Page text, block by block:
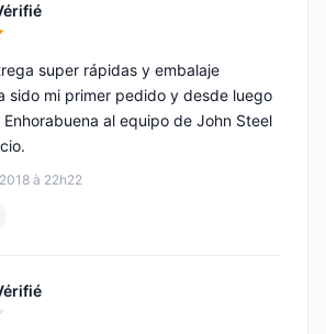
à 22h22
super rápidas y embalaje
sido mi primer pedido y desde luego
Enhorabuena al equipo de John Steel